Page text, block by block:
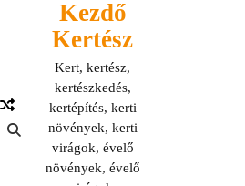
Kezdő
Kertész
Kert, kertész,
kertészkedés,
kertépítés, kerti
növények, kerti
virágok, évelő
növények, évelő